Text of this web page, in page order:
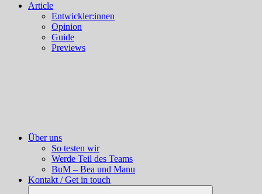
Article
Entwickler:innen
Opinion
Guide
Previews
Über uns
So testen wir
Werde Teil des Teams
BuM – Bea und Manu
Kontakt / Get in touch